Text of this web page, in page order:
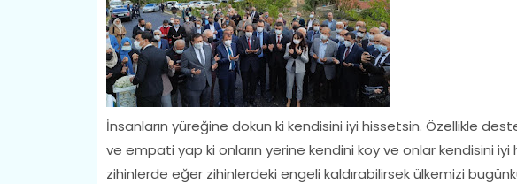
İnsanların yüreğine dokun ki kendisini iyi hissetsin. Özellikle
ve empati yap ki onların yerine kendini koy ve onlar kendisini
zihinlerde eğer zihinlerdeki engeli kaldırabilirsek ülkemizi